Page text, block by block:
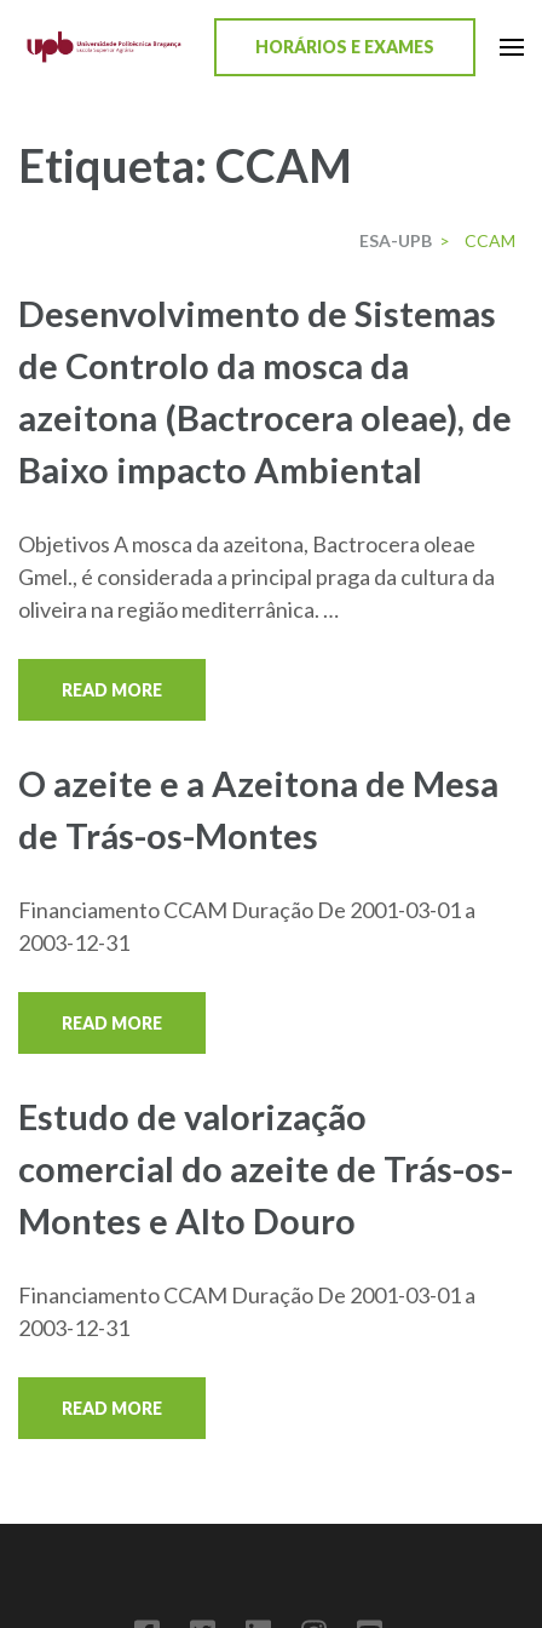
HORÁRIOS E EXAMES
Etiqueta: CCAM
ESA-UPB > CCAM
Desenvolvimento de Sistemas
de Controlo da mosca da
azeitona (Bactrocera oleae), de
Baixo impacto Ambiental
Objetivos A mosca da azeitona, Bactrocera oleae
Gmel., é considerada a principal praga da cultura da
oliveira na região mediterrânica. …
READ MORE
O azeite e a Azeitona de Mesa
de Trás-os-Montes
Financiamento CCAM Duração De 2001-03-01 a
2003-12-31
READ MORE
Estudo de valorização
comercial do azeite de Trás-os-
Montes e Alto Douro
Financiamento CCAM Duração De 2001-03-01 a
2003-12-31
READ MORE